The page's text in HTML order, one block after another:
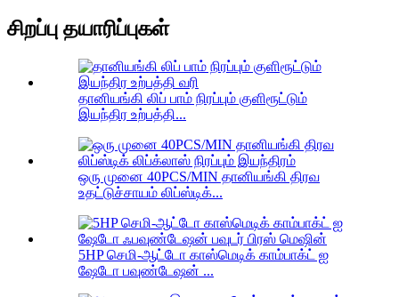
சிறப்பு தயாரிப்புகள்
தானியங்கி லிப் பாம் நிரப்பும் குளிரூட்டும்
இயந்திர உற்பத்தி...
ஒரு முனை 40PCS/MIN தானியங்கி திரவ
உதட்டுச்சாயம் லிப்ஸ்டிக்...
5HP செமி-ஆட்டோ காஸ்மெடிக் காம்பாக்ட் ஐ
ஷேடோ பவுண்டேஷன் ...